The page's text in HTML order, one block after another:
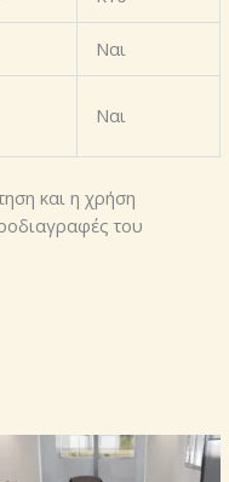
Ναι
Ναι
και η χρήση
του